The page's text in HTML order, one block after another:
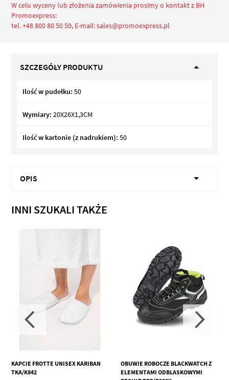
W celu wyceny lub złożenia zamówienia prosimy o kontakt z BH
Promoexpress:
tel. +48 800 80 50 50, E-mail: sales@promoexpress.pl
SZCZEGÓŁY PRODUKTU
Ilość w pudełku: 50
Wymiary: 20X26X1,3CM
Ilość w kartonie (z nadrukiem): 50
OPIS
INNI SZUKALI TAKŻE
KAPCIE FROTTE UNISEX KARIBAN
TKA/K842
OBUWIE ROBOCZE BLACKWATCH Z
ELEMENTAMI ODBLASKOWYMI